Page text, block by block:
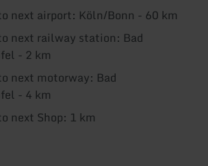
next airport: Köln/Bonn - 60 km
next railway station: Bad
- 2 km
next motorway: Bad
- 4 km
next Shop: 1 km